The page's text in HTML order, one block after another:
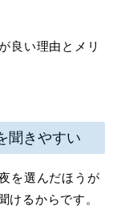
良い理由とメリ
聞きやすい
を選んだほうが
けるからです。